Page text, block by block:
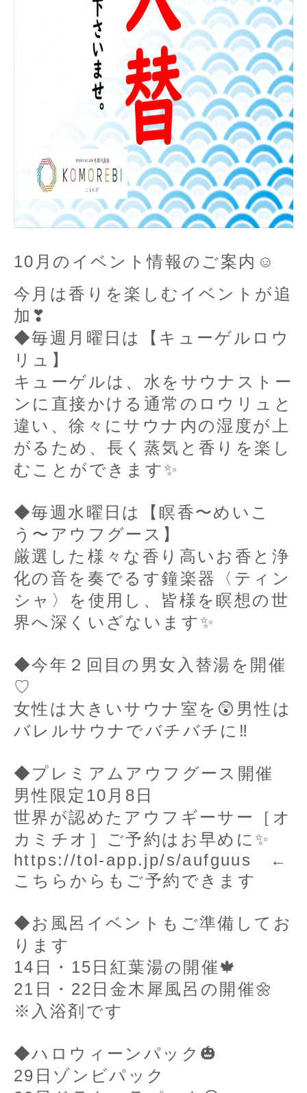
10月のイベント情報のご案内☺
今月は香りを楽しむイベントが追
加❣
◆毎週月曜日は【キューゲルロウ
リュ】
キューゲルは、水をサウナストー
ンに直接かける通常のロウリュと
違い、徐々にサウナ内の湿度が上
がるため、長く蒸気と香りを楽し
むことができます✨
◆毎週水曜日は【瞑香〜めいこ
う〜アウフグース】
厳選した様々な香り高いお香と浄
化の音を奏でるす鐘楽器〈ティン
シャ〉を使用し、皆様を瞑想の世
界へ深くいざないます✨
◆今年２回目の男女入替湯を開催
♡
女性は大きいサウナ室を😲男性は
バレルサウナでバチバチに‼
◆プレミアムアウフグース開催
男性限定10月8日
世界が認めたアウフギーサー［オ
カミチオ］ご予約はお早めに✨
https://tol-app.jp/s/aufguus ←
こちらからもご予約できます
◆お風呂イベントもご準備してお
ります
14日・15日紅葉湯の開催🍁
21日・22日金木犀風呂の開催🌼
※入浴剤です
◆ハロウィーンパック🎃
29日ゾンビパック